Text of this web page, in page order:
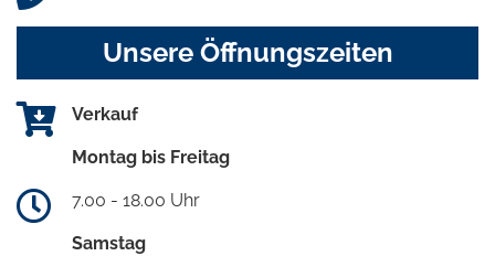
Unsere Öffnungszeiten
Verkauf
Montag bis Freitag
7.00 - 18.00 Uhr
Samstag